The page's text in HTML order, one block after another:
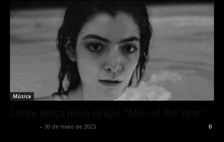
Música
- 30 de maio de 2025 0